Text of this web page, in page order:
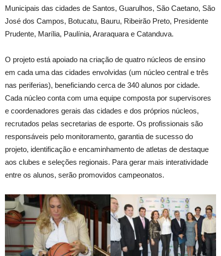
Municipais das cidades de Santos, Guarulhos, São Caetano, São
José dos Campos, Botucatu, Bauru, Ribeirão Preto, Presidente
Prudente, Marília, Paulínia, Araraquara e Catanduva.
O projeto está apoiado na criação de quatro núcleos de ensino
em cada uma das cidades envolvidas (um núcleo central e três
nas periferias), beneficiando cerca de 340 alunos por cidade.
Cada núcleo conta com uma equipe composta por supervisores
e coordenadores gerais das cidades e dos próprios núcleos,
recrutados pelas secretarias de esporte. Os profissionais são
responsáveis pelo monitoramento, garantia de sucesso do
projeto, identificação e encaminhamento de atletas de destaque
aos clubes e seleções regionais. Para gerar mais interatividade
entre os alunos, serão promovidos campeonatos.